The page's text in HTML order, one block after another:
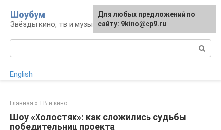
контенту
Шоубум
Звёзды кино, тв и музыки
English
Главная » ТВ и кино
Шоу «Холостяк»: как сложились судьбы
победительниц проекта
Для любых предложений по
сайту: 9kino@cp9.ru